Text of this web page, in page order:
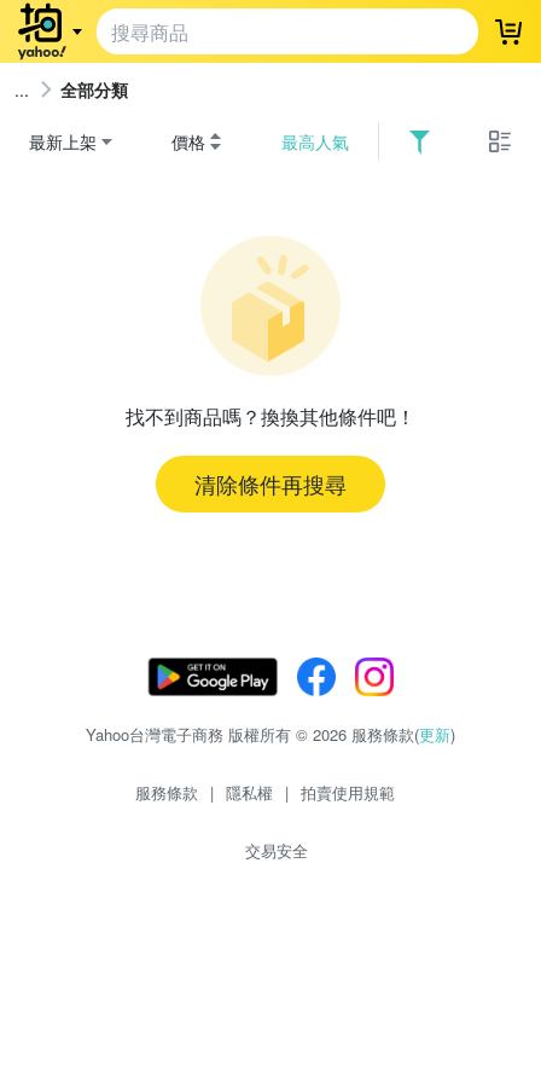
登
全部分類
最新上架 價格 最高人氣
找不到商品嗎？換換其他條件吧！
清除條件再搜尋
Yahoo台灣電子商務 版權所有 © 2026 服務條款(更新)
服務條款 | 隱私權 | 拍賣使用規範
交易安全